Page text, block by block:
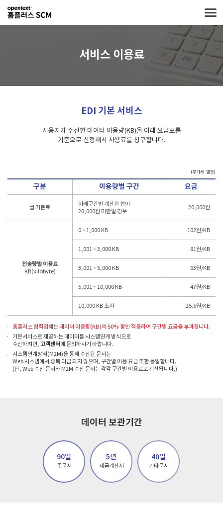
서비스 이용료
EDI 기본 서비스
사용자가 수신한 데이터 이용량(KB)을 아래 요금표를
기준으로 산정해서 사용료를 청구합니다.
(부가세 별도)
구분 이용량별 구간 요금
월 기본료
아래구간별 계산한 합이
20,000원 미만일 경우
20,000원
전송량별 이용료
KB(kilobyte)
0 ~ 1,000 KB 102원/KB
1,001 ~ 3,000 KB 81원/KB
3,001 ~ 5,000 KB 63원/KB
5,001 ~ 10,000 KB 47원/KB
10,000 KB 초과 25.5원/KB
홈플러스 협력업체는 데이터 이용량(KB)의 50% 할인 적용하여 구간별 요금을 부과합니다.
기본서비스로 제공하는 데이터를 시스템연계 방식으로
수신하려면, 고객센터 에 문의하시기 바랍니다.
시스템연계방식(M2M)을 통해 수신된 문서는
Web 시스템에서 중복 과금 되지 않으며, 구간별 이용 요금 또한 동일합니다.
(단, Web 수신 문서와 M2M 수신 문서는 각각 구간별 이용료로 계산됩니다.)
데이터 보관기간
90일
주문서
5년
세금계산서
40일
기타문서